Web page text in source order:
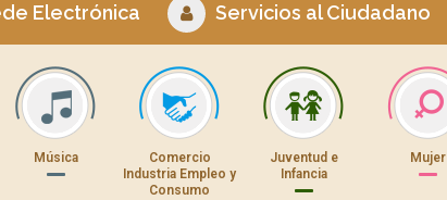
Electrónica Servicios al Ciudadano
Música
Comercio
Industria Empleo y
Consumo
Juventud e
Infancia
Mujer